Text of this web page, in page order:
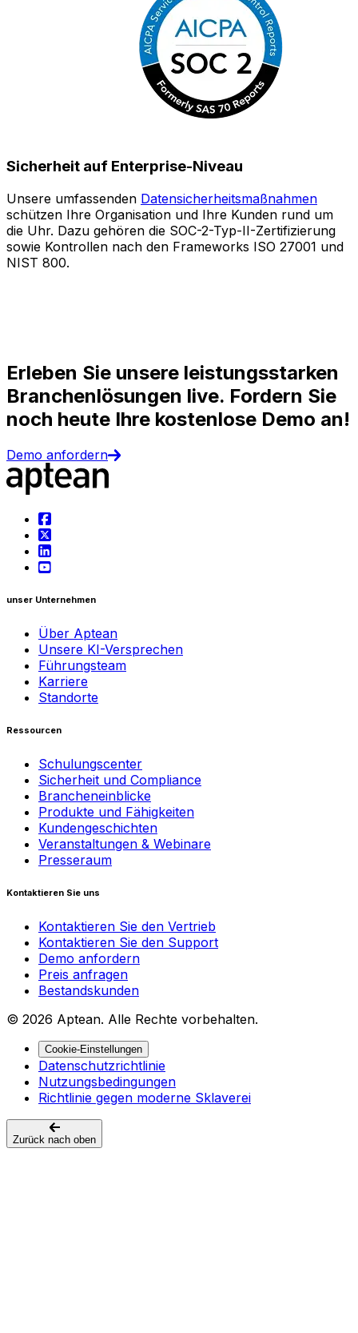
Sicherheit auf Enterprise-Niveau
Unsere umfassenden Datensicherheitsmaßnahmen
schützen Ihre Organisation und Ihre Kunden rund um
die Uhr. Dazu gehören die SOC-2-Typ-II-Zertifizierung
sowie Kontrollen nach den Frameworks ISO 27001 und
NIST 800.
Erleben Sie unsere leistungsstarken
Branchenlösungen live. Fordern Sie
noch heute Ihre kostenlose Demo an!
Demo anfordern
unser Unternehmen
Über Aptean
Unsere KI-Versprechen
Führungsteam
Karriere
Standorte
Ressourcen
Schulungscenter
Sicherheit und Compliance
Brancheneinblicke
Produkte und Fähigkeiten
Kundengeschichten
Veranstaltungen & Webinare
Presseraum
Kontaktieren Sie uns
Kontaktieren Sie den Vertrieb
Kontaktieren Sie den Support
Demo anfordern
Preis anfragen
Bestandskunden
© 2026 Aptean. Alle Rechte vorbehalten.
Cookie-Einstellungen
Datenschutzrichtlinie
Nutzungsbedingungen
Richtlinie gegen moderne Sklaverei
Zurück nach oben